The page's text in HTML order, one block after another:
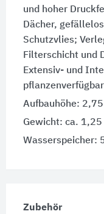
und hoher
Dächer,
Schutzvlies;
Filterschicht und
Extensiv- und
Aufbauhöhe:
Gewicht: ca. 1,25
Wasserspeicher:
Zubehör